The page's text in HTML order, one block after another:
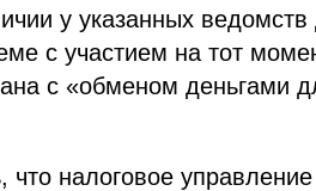
у указанных
с участием на тот
с «обменом деньгами
что налоговое